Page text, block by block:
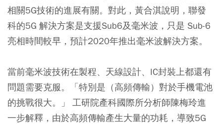
相關5G技術的進展有關。對此，黃合淇說明，聯發
科的5G 解決方案是支援Sub6及毫米波，只是 Sub-6
亮相時間較早，預計2020年推出毫米波解決方案。
當前毫米波技術在製程、天線設計、IC封裝上都還有
問題需要克服。「特別是（高頻傳輸）對於手機電池
的挑戰很大。」 工研院產科國際所分析師陳梅玲進
一步解釋，由於高頻傳輸產生大量的功耗，導致5G